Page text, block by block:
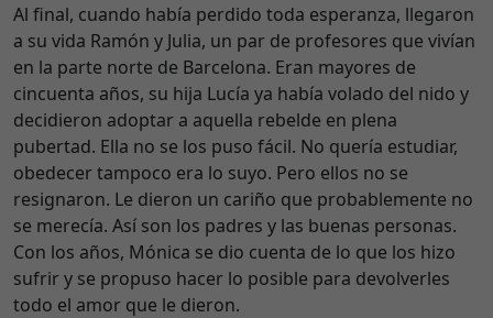
Al final, cuando había perdido toda esperanza, llegaron
a su vida Ramón y Julia, un par de profesores que vivían
en la parte norte de Barcelona. Eran mayores de
cincuenta años, su hija Lucía ya había volado del nido y
decidieron adoptar a aquella rebelde en plena
pubertad. Ella no se los puso fácil. No quería estudiar,
obedecer tampoco era lo suyo. Pero ellos no se
resignaron. Le dieron un cariño que probablemente no
se merecía. Así son los padres y las buenas personas.
Con los años, Mónica se dio cuenta de lo que los hizo
sufrir y se propuso hacer lo posible para devolverles
todo el amor que le dieron.